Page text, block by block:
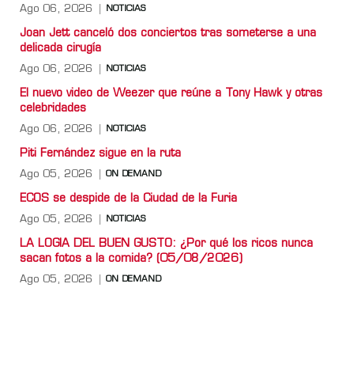
Ago 06, 2026 NOTICIAS
Joan Jett canceló dos conciertos tras someterse a una
delicada cirugía
Ago 06, 2026 NOTICIAS
El nuevo video de Weezer que reúne a Tony Hawk y otras
celebridades
Ago 06, 2026 NOTICIAS
Piti Fernández sigue en la ruta
Ago 05, 2026 ON DEMAND
ECOS se despide de la Ciudad de la Furia
Ago 05, 2026 NOTICIAS
LA LOGIA DEL BUEN GUSTO: ¿Por qué los ricos nunca
sacan fotos a la comida? (05/08/2026)
Ago 05, 2026 ON DEMAND